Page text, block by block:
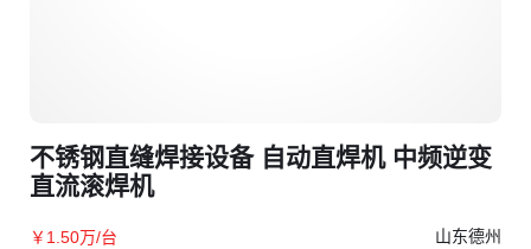
不锈钢直缝焊接设备 自动直焊机 中频逆变
直流滚焊机
￥ 1 .50万/台
山东德州